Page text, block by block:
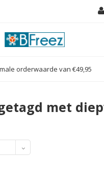
orderwaarde van €49,95
met